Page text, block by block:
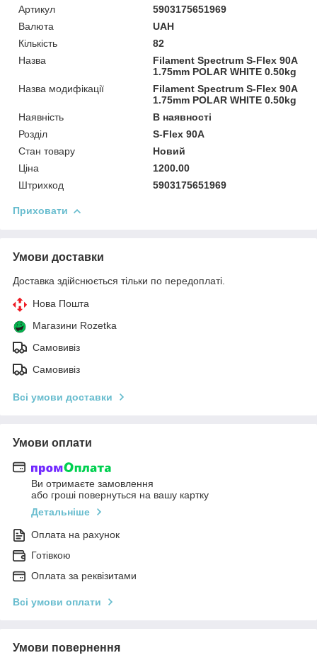
Артикул
5903175651969
Валюта
UAH
Кількість
82
Назва
Filament Spectrum S-Flex 90A
1.75mm POLAR WHITE 0.50kg
Назва модифікації
Filament Spectrum S-Flex 90A
1.75mm POLAR WHITE 0.50kg
Наявність
В наявності
Розділ
S-Flex 90A
Стан товару
Новий
Ціна
1200.00
Штрихкод
5903175651969
Приховати
Умови доставки
Доставка здійснюється тільки по передоплаті.
Нова Пошта
Магазини Rozetka
Самовивіз
Самовивіз
Всі умови доставки
Умови оплати
Ви отримаєте замовлення
або гроші повернуться на вашу картку
Детальніше
Оплата на рахунок
Готівкою
Оплата за реквізитами
Всі умови оплати
Умови повернення